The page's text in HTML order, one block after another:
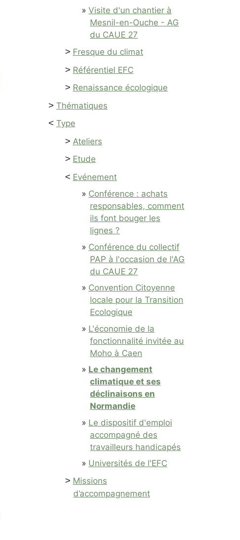
Visite d'un chantier à
Mesnil-en-Ouche - AG
du CAUE 27
> Fresque du climat
> Référentiel EFC
> Renaissance écologique
> Thématiques
< Type
> Ateliers
> Etude
< Evénement
Conférence : achats
responsables, comment
ils font bouger les
lignes ?
Conférence du collectif
PAP à l'occasion de l'AG
du CAUE 27
Convention Citoyenne
locale pour la Transition
Ecologique
L'économie de la
fonctionnalité invitée au
Moho à Caen
Le changement
climatique et ses
déclinaisons en
Normandie
Le dispositif d'emploi
accompagné des
travailleurs handicapés
Universités de l'EFC
> Missions
d’accompagnement